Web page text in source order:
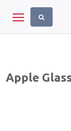
Toggle
Apple
Panneau de gestion